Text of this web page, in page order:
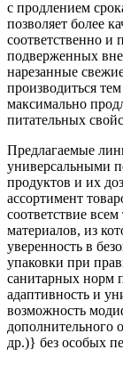
с продлением
позволяет более
соответственно и
подверженных
нарезанные
производиться
максимально
питательных
Предлагаемые
универсальными
продуктов и их
ассортимент
соответствие
материалов, из
уверенность в
упаковки при
санитарных норм
адаптивность и
возможность
дополнительного
др.)} без особых